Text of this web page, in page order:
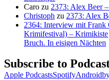
Caro zu 2373: Alex Beer
Christoph zu 2373: Alex
2364: Interview mit Frank
Krimifestival) – Krimikiste
Bruch. In eisigen Nächten
Subscribe to
Apple PodcastsSpotifyAndroid